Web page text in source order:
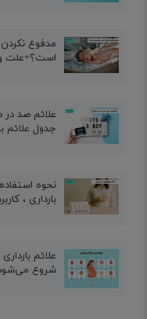
مدفوع نکردن
است؟+علت و
علائم صد
جدول علائم
نحوه
بارداری ،
علائم
شروع